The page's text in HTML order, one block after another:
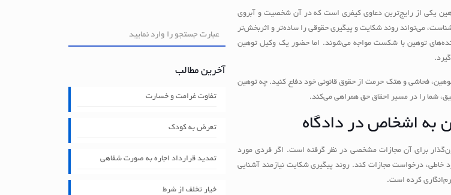
یکی از رایج‌ترین دعاوی کیفری است که در آن شخصیت و آبروی
می‌تواند روند شکایت و پیگیری حقوقی را ساده‌تر و اثربخش‌تر
توهین با شکست مواجه می‌شوند. اما حضور یک وکیل توهین
توهین، فحاشی و هتک حرمت از حقوق قانونی خود دفاع کنید. چه توهین
شما را در مسیر احقاق حق همراهی می‌کند.
به اشخاص در دادگاه
برای آن مجازات مشخصی در نظر گرفته است. اگر فردی مورد
خاطی، درخواست مجازات کند. روند پیگیری شکایت نیازمند آشنایی
آخرین مطالب
تفاوت غرامت و خسارت
تعرض به کودک
تمدید قرارداد اجاره به صورت شفاهی
خیار تخلف از شرط